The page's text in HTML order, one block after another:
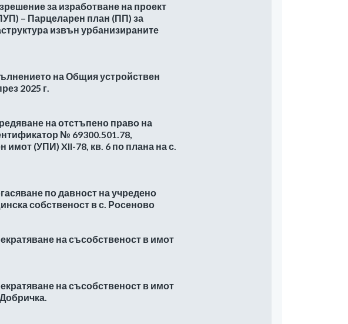
за изработване на проект
– Парцеларен план (ПП) за
извън урбанизираните
на Общия устройствен
2025 г.
на отстъпено право на
№ 69300.501.78,
имот (УПИ) XII-78, кв. 6 по плана на с.
по давност на учредено
собственост в с. Росеново
на съсобственост в имот
на съсобственост в имот